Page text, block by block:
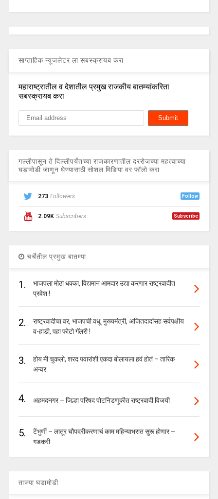
साप्ताहिक न्यूजलेटर ला सबस्क्रायब करा
महाराष्ट्रातील व देशातील प्रमुख राजकीय बातम्यांकरिता
सबस्क्रायब करा
गल्लीपासून ते दिल्लीपर्यंतच्या राजकारणातील दररोजच्या महत्वाच्या
घडामोडी जाणून घेण्यासाठी सोशल मिडिया वर फॉलो करा
273 Followers Follow
2.09K Subscribers Subscribe
चर्चेतील प्रमुख बातम्या
1.
भाजपला मोठा धक्का, विद्यमान आमदार उद्या करणार राष्ट्रवादीत
प्रवेश !
2.
राष्ट्रवादीचा वर, भाजपची वधू, मुख्यमंत्री, अजितदादांसह सर्वपक्षीय
व-हाडी, पहा फोटो गॅलरी !
3.
होय मी चुकलो, शरद पवारांशी एकदा बोलायला हवं होतं – तारिक
अन्वर
4. अहमदनगर – जिल्हा परिषद पोटनिडणुकीत राष्ट्रवादी विजयी
5.
टेंभुर्णी – लातूर चौपदरीकरणाचं काम महिन्याभरात सुरू होणार –
गडकरी
ताज्या घडामोडी